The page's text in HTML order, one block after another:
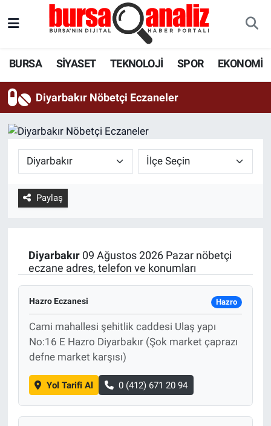
BURSA SİYASET TEKNOLOJİ SPOR EKONOMİ
Diyarbakır Nöbetçi Eczaneler
Paylaş
Diyarbakır09 Ağustos 2026 Pazar nöbetçi
eczane adres, telefon ve konumları
Hazro Eczanesi Hazro
Cami mahallesi şehitlik caddesi Ulaş yapı
No:16 E Hazro Diyarbakır (Şok market çaprazı
defne market karşısı)
Yol Tarifi Al 0 (412) 671 20 94
SPOR
EKONOMİ
SAĞLIK
BLOG
Süper Lig Puan Durumu ve Fikstür
Tüm Manşetler
Son Dakika Haberleri